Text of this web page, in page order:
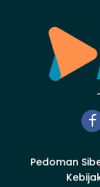
Pedoman